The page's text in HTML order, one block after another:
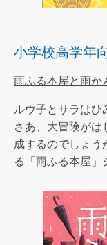
小学校高学年
雨ふる本屋と雨か
ルウ子とサラはひ
さあ、大冒険がは
成するのでしょう
る「雨ふる本屋」